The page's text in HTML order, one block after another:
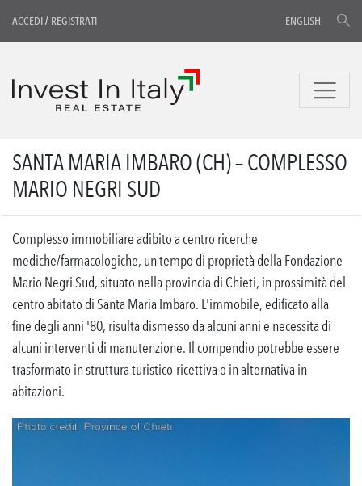
ACCEDI/ REGISTRATI ENGLISH
SANTA MARIA IMBARO (CH) – COMPLESSO
MARIO NEGRI SUD
Complesso immobiliare adibito a centro ricerche
mediche/farmacologiche, un tempo di proprietà della Fondazione
Mario Negri Sud, situato nella provincia di Chieti, in prossimità del
centro abitato di Santa Maria Imbaro. L'immobile, edificato alla
fine degli anni '80, risulta dismesso da alcuni anni e necessita di
alcuni interventi di manutenzione. Il compendio potrebbe essere
trasformato in struttura turistico-ricettiva o in alternativa in
abitazioni.